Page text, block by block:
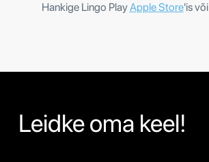
Hankige Lingo PlayApple Store'is või
Leidke oma keel!